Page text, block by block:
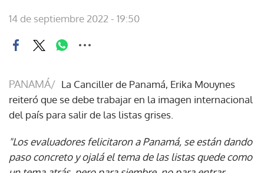
14 de septiembre 2022 - 19:50
PANAMÁ/ La Canciller de Panamá, Erika Mouynes
reiteró que se debe trabajar en la imagen internacional
del país para salir de las listas grises.
"Los evaluadores felicitaron a Panamá, se están dando
paso concreto y ojalá el tema de las listas quede como